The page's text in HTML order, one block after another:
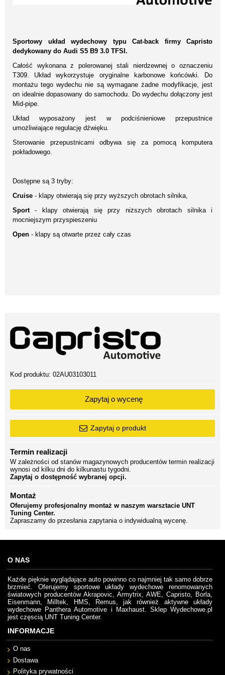
Sportowy układ wydechowy typu Cat-back firmy Capristo
dedykowany do Audi S5 B9 3.0 TFSI.
Całość wykonana z polerowanej stali nierdzewnej o oznaczeniu
T309. Układ wykorzystuje oryginalne karbonowe końcówki. Do
montażu tego wydechu nie są wymagane żadne modyfikacje, jest
on idealnie dopasowany do samochodu. Do wydechu dołączony jest
Mid-pipe.
Układ wyposażony jest w podciśnieniowe przepustnice
umożliwiające regulację dźwięku.
Sterowanie przepustnicami odbywa się za pomocą komputera
pokładowego.
Dostępne są 3 tryby:
Cruise - klapy otwierają się przy wyższych obrotach silnika,
Sport- klapy otwierają się przy niższych obrotach silnika i
mocniejszym przyspieszeniu
Open - klapy są otwarte przez cały czas
Kod produktu: 02AU03103011
Zapytaj o wycenę
Zapytaj o produkt
Termin realizacji
W zależności od stanów magazynowych producentów termin realizacji
wynosi od kilku dni do kilkunastu tygodni.
Zapytaj o dostępność wybranej opcji.
Montaż
Oferujemy profesjonalny montaż w naszym warsztacie UNT
Tuning Center.
Zapraszamy do przesłania zapytania o indywidualną wycenę.
O NAS
Każde pięknie wyglądające auto powinno co najmniej tak samo dobrze
brzmieć. Oferujemy sportowe układy wydechowe renomowanych
światowych producentów Akrapovic, Armytrix, AWE, Capristo, Borla,
Eisenmann, Milltek, HMS, Remus, jak również aktywne układy
wydechowe Panthera Automotive i Maxhaust. Sklep Wydechowe.pl
jest częscią UNT Tuning Center.
INFORMACJE
O nas
Dostawa
Polityka prywatności